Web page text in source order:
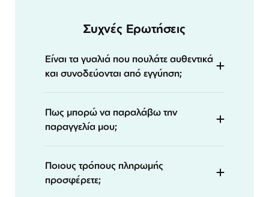
Συχνές Ερωτήσεις
Είναι τα γυαλιά που πουλάτε αυθεντικά
και συνοδεύονται από εγγύηση;
Πως μπορώ να παραλάβω την
παραγγελία μου;
Ποιους τρόπους πληρωμής
προσφέρετε;